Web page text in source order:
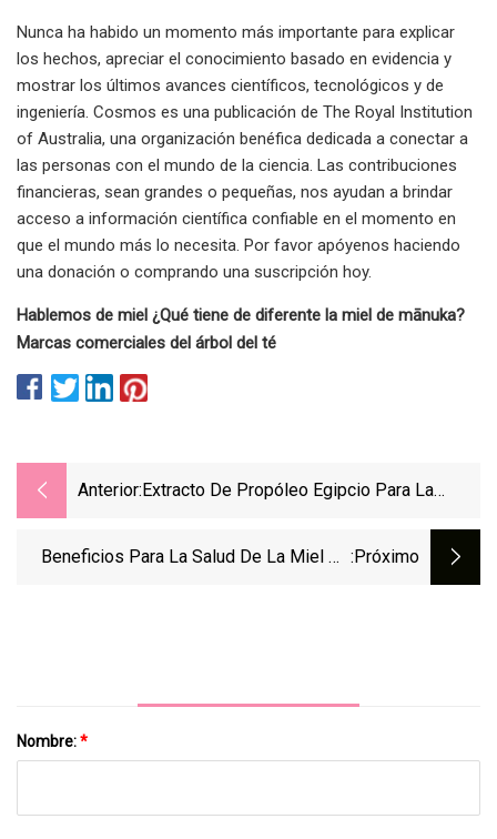
Nunca ha habido un momento más importante para explicar
los hechos, apreciar el conocimiento basado en evidencia y
mostrar los últimos avances científicos, tecnológicos y de
ingeniería. Cosmos es una publicación de The Royal Institution
of Australia, una organización benéfica dedicada a conectar a
las personas con el mundo de la ciencia. Las contribuciones
financieras, sean grandes o pequeñas, nos ayudan a brindar
acceso a información científica confiable en el momento en
que el mundo más lo necesita. Por favor apóyenos haciendo
una donación o comprando una suscripción hoy.
Hablemos de miel ¿Qué tiene de diferente la miel de mānuka?
Marcas comerciales del árbol del té
Anterior: Extracto De Propóleo Egipcio Para La
Nanofibra De Celulosa/poli(alcohol
Beneficios Para La Salud De La Miel De :próximo
Nombre:*